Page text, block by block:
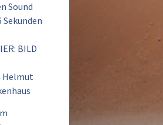
Sound
Sekunden
BILD
Helmut